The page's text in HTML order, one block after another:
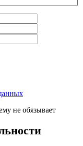
не обязывает